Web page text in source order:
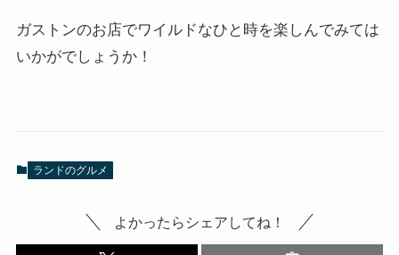
ガストンのお店でワイルドなひと時を楽しんでみては
いかがでしょうか！
ランドのグルメ
よかったらシェアしてね！